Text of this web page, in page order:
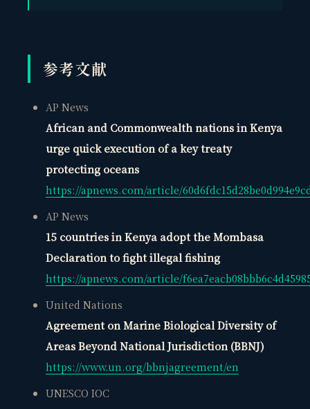
参考文献
AP News
African and Commonwealth nations in Kenya
urge quick execution of a key treaty
protecting oceans
https://apnews.com/article/
AP News
15 countries in Kenya adopt the Mombasa
Declaration to fight illegal fishing
https://apnews.com/article/
United Nations
Agreement on Marine Biological Diversity of
Areas Beyond National Jurisdiction (BBNJ)
https://www.un.org/bbnjagreement/en
UNESCO IOC
観 観省庵 相談窓口
BUSINESS CONSULTING
📈 利益を増やしたい
❤️ ファンを増やしたい
🔍 現状サイトを分析したい
🤝 コンサルティングって？
🧭 個人コーチングとは？